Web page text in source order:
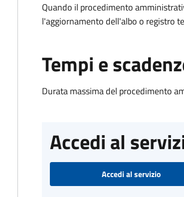
Quando il procedimento
l'aggiornamento dell'albo o registro
Tempi e
Durata massima del procedimento
Accedi al
Accedi al servizio